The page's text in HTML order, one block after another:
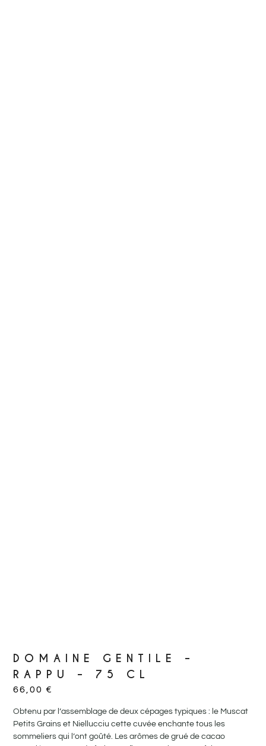
DOMAINE GENTILE –
RAPPU – 75 CL
66,00€
Obtenu par l’assemblage de deux cépages typiques : le Muscat
Petits Grains et Niellucciu cette cuvée enchante tous les
sommeliers qui l’ont goûté. Les arômes de grué de cacao